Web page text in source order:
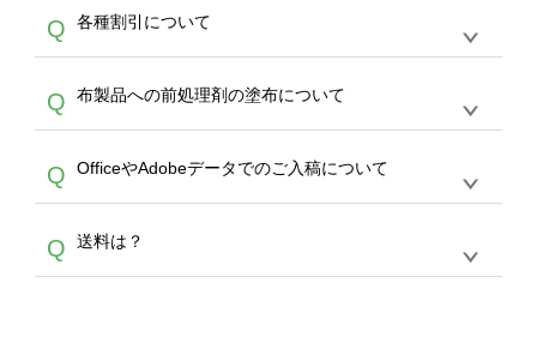
バッグコンシェル
サー
ビスをご利用ください。(※ 30個以下の場合
は、デザインツールをご利用ください)
A
ん。発送後18時以降に配送業者・伝票番号を
メールでお知らせいたしますので、直接配送業
者にご連絡いただき調整をお願い致します。
Q 各種割引について
A
カート内で自動的に割引(最大50%)が適用され
ます。 【付与ポイント】購入金額の1％が1ポ
イントとして付与され、次回ご注文時に1ポイ
ント＝1円としてお使いいただけます。ポイン
トは発送完了の翌日に付与され、次回ご注文時
からご利用頂けます。ポイントの有効期限は一
年間です。【会員ランク】過去10カ月のご注
文回数により会員ランク割引(最大5%)が適用
Q 布製品への前処理剤の塗布について
A
意点（前処理剤）】カラー生地（Tシャツのホ
ワイト、トートバッグのナチュラル、ホワイト
といって、プリントを定着させるための処理剤
を塗布しており、短納期・低価格で商品をお届
Q OfficeやAdobeデータでのご入稿について
A
ません。いずれのデータも該当デザインのみ画
像(JPEG,PNG,GIF,PDF)に変換、またはAdobe
Q 送料は？